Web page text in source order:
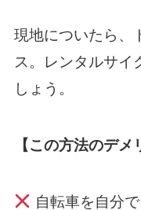
現地についたら、
ス。レンタルサイ
しょう。
【この方法のデメ
自転車を自分